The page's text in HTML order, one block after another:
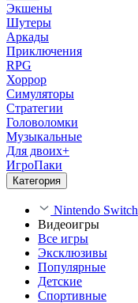
Экшены
Шутеры
Аркады
Приключения
RPG
Хоррор
Симуляторы
Стратегии
Головоломки
Музыкальные
Для двоих+
ИгроПаки
Категория
Nintendo Switch
Видеоигры
Все игры
Эксклюзивы
Популярные
Детские
Спортивные